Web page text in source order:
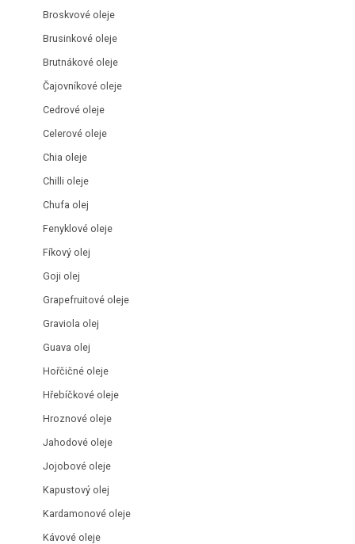
Broskvové oleje
Brusinkové oleje
Brutnákové oleje
Čajovníkové oleje
Cedrové oleje
Celerové oleje
Chia oleje
Chilli oleje
Chufa olej
Fenyklové oleje
Fíkový olej
Goji olej
Grapefruitové oleje
Graviola olej
Guava olej
Hořčičné oleje
Hřebíčkové oleje
Hroznové oleje
Jahodové oleje
Jojobové oleje
Kapustový olej
Kardamonové oleje
Kávové oleje